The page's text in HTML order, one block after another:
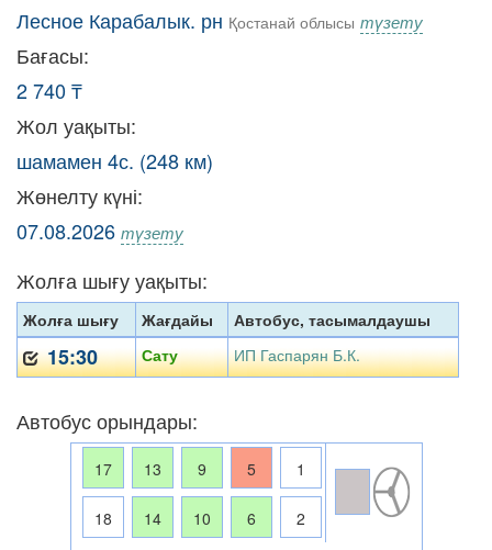
Лесное Карабалык. рн Қостанай облысы түзету
Бағасы:
2 740 ₸
Жол уақыты:
шамамен 4с. (248 км)
Жөнелту күні:
07.08.2026 түзету
Жолға шығу уақыты:
Жолға шығу Жағдайы Автобус, тасымалдаушы
15:30 Сату ИП Гаспарян Б.К.
Автобус орындары:
17 13 9 5 1
18 14 10 6 2